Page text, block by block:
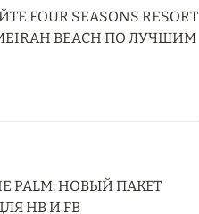
FOUR SEASONS RESORT
BEACH ПО ЛУЧШИМ
PALM: НОВЫЙ ПАКЕТ
HB И FB